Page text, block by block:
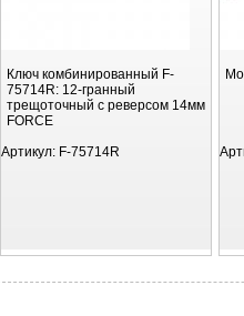
Ключ комбинированный F-
75714R: 12-гранный
трещоточный с реверсом 14мм
FORCE
Артикул: F-75714R